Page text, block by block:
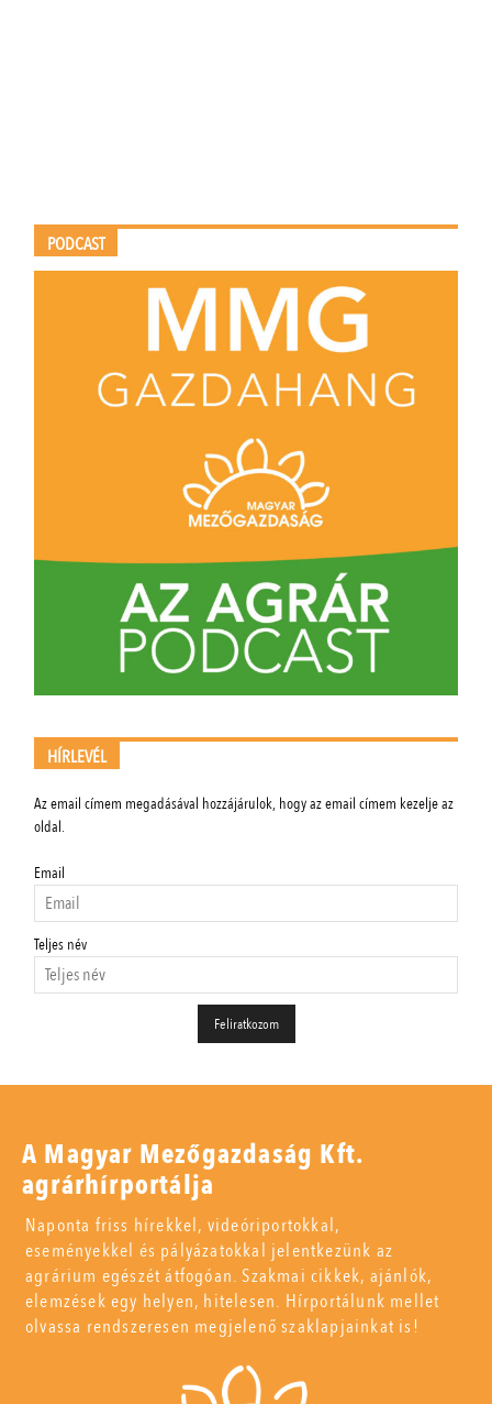
PODCAST
HÍRLEVÉL
Az email címem megadásával hozzájárulok, hogy az email címem kezelje az
oldal.
Email
Teljes név
A Magyar Mezőgazdaság Kft.
agrárhírportálja
Naponta friss hírekkel, videóriportokkal,
eseményekkel és pályázatokkal jelentkezünk az
agrárium egészét átfogóan. Szakmai cikkek, ajánlók,
elemzések egy helyen, hitelesen. Hírportálunk mellet
olvassa rendszeresen megjelenő szaklapjainkat is!